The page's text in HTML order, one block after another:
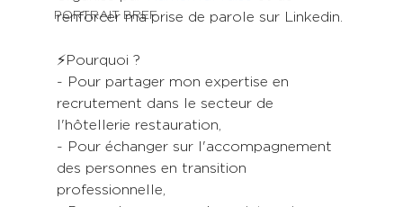
PORTRAIT BREF
renforcer ma prise de parole sur Linkedin.
⚡️Pourquoi ?
- Pour partager mon expertise en
recrutement dans le secteur de
l'hôtellerie restauration,
- Pour échanger sur l'accompagnement
des personnes en transition
professionnelle,